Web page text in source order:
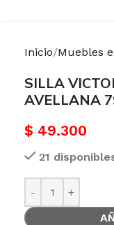
Inicio Muebles
SILLA
AVELLANA
$ 49.300
21